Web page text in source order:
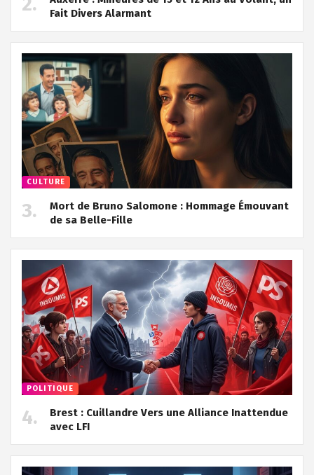
Fait Divers Alarmant
CULTURE
Mort de Bruno Salomone : Hommage Émouvant
de sa Belle-Fille
POLITIQUE
Brest : Cuillandre Vers une Alliance Inattendue
avec LFI